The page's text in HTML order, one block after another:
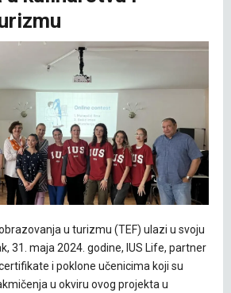
u turizmu (TEF) ulazi u svoju
31. maja 2024. godine, IUS Life, partner
i poklone učenicima koji su
u okviru ovog projekta u